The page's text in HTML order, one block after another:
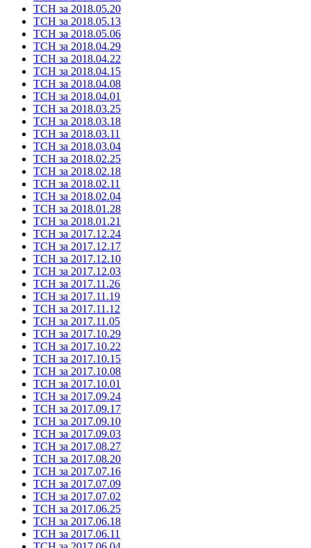
ТСН за 2018.05.20
ТСН за 2018.05.13
ТСН за 2018.05.06
ТСН за 2018.04.29
ТСН за 2018.04.22
ТСН за 2018.04.15
ТСН за 2018.04.08
ТСН за 2018.04.01
ТСН за 2018.03.25
ТСН за 2018.03.18
ТСН за 2018.03.11
ТСН за 2018.03.04
ТСН за 2018.02.25
ТСН за 2018.02.18
ТСН за 2018.02.11
ТСН за 2018.02.04
ТСН за 2018.01.28
ТСН за 2018.01.21
ТСН за 2017.12.24
ТСН за 2017.12.17
ТСН за 2017.12.10
ТСН за 2017.12.03
ТСН за 2017.11.26
ТСН за 2017.11.19
ТСН за 2017.11.12
ТСН за 2017.11.05
ТСН за 2017.10.29
ТСН за 2017.10.22
ТСН за 2017.10.15
ТСН за 2017.10.08
ТСН за 2017.10.01
ТСН за 2017.09.24
ТСН за 2017.09.17
ТСН за 2017.09.10
ТСН за 2017.09.03
ТСН за 2017.08.27
ТСН за 2017.08.20
ТСН за 2017.07.16
ТСН за 2017.07.09
ТСН за 2017.07.02
ТСН за 2017.06.25
ТСН за 2017.06.18
ТСН за 2017.06.11